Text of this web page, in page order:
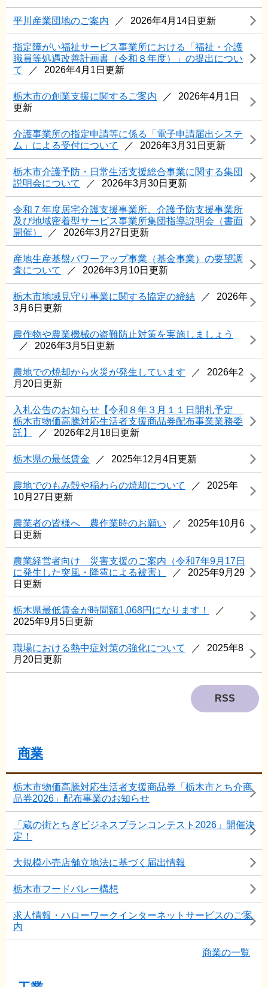
平川産業団地のご案内 2026年4月14日更新
指定障がい福祉サービス事業所における「福祉・介護
職員等処遇改善計画書（令和８年度）」の提出につい
て
2026年4月1日更新
栃木市の創業支援に関するご案内
2026年4月1日
更新
介護事業所の指定申請等に係る「電子申請届出システ
ム」による受付について
2026年3月31日更新
栃木市介護予防・日常生活支援総合事業に関する集団
説明会について
2026年3月30日更新
令和７年度居宅介護支援事業所、介護予防支援事業所
及び地域密着型サービス事業所集団指導説明会（書面
開催）
2026年3月27日更新
産地生産基盤パワーアップ事業（基金事業）の要望調
査について
2026年3月10日更新
栃木市地域見守り事業に関する協定の締結
2026年
3月6日更新
農作物や農業機械の盗難防止対策を実施しましょう
2026年3月5日更新
農地での焼却から火災が発生しています
2026年2
月20日更新
入札公告のお知らせ【令和８年３月１１日開札予定
栃木市物価高騰対応生活者支援商品券配布事業業務委
託】
2026年2月18日更新
栃木県の最低賃金 2025年12月4日更新
農地でのもみ殻や稲わらの焼却について
2025年
10月27日更新
農業者の皆様へ 農作業時のお願い
2025年10月6
日更新
農業経営者向け 災害支援のご案内（令和7年9月17日
に発生した突風・降雹による被害）
2025年9月29
日更新
栃木県最低賃金が時間額1,068円になります！
2025年9月5日更新
職場における熱中症対策の強化について
2025年8
月20日更新
RSS
商業
栃木市物価高騰対応生活者支援商品券「栃木市とち介商
品券2026」配布事業のお知らせ
「蔵の街とちぎビジネスプランコンテスト2026」開催決
定！
大規模小売店舗立地法に基づく届出情報
栃木市フードバレー構想
求人情報・ハローワークインターネットサービスのご案
内
商業の一覧